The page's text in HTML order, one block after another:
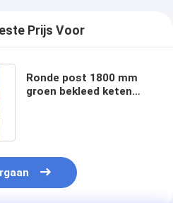
Prijs Voor
Ronde post 1800 mm
groen bekleed keten